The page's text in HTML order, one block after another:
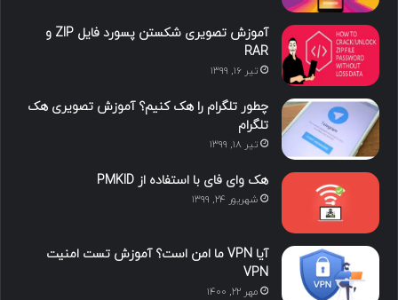
ی
ن
گ
ا
آموزش تصویری شکستن پسورد فایل ZIP و
RAR
تیر ۱۶, ۱۳۹۹
چطور تلگرام را هک کنیم؟ آموزش تصویری هک
تلگرام
تیر ۱۸, ۱۳۹۹
هک وای فای با استفاده از PMKID
شهریور ۲۴, ۱۳۹۹
آیا VPN ما امن است؟ آموزش تست امنیت
VPN
مهر ۲۲, ۱۴۰۰